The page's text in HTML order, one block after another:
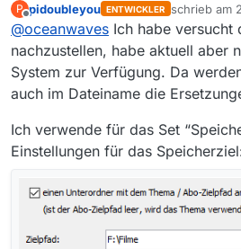
von Zeichen im Thema
Zumindest in 13.0.5
nur noch begrenzt.
Schrägstriche (/) nicht.
Dateinamen ersetzt.
Für mich ein Bug, da
Verhalten.
Und ob nun Punkte
Leerzeichen im
egal. Ich hatte früher
mir zu breit, dann
ansprechender. Ich
damit, die Leerzeichen
die Dateiendung.
P pidoubleyou ENTWICKLER schrieb am
zuletzt
@oceanwaves Ich habe versucht
nachzustellen, habe aktuell aber
System zur Verfügung. Da
auch im Dateiname die
Ich verwende für das Set
Einstellungen für das